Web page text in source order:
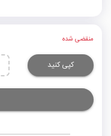
منقضی شده
کپی کنید